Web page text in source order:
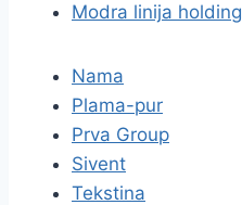
Modra linija holding
Nama
Plama-pur
Prva Group
Sivent
Tekstina